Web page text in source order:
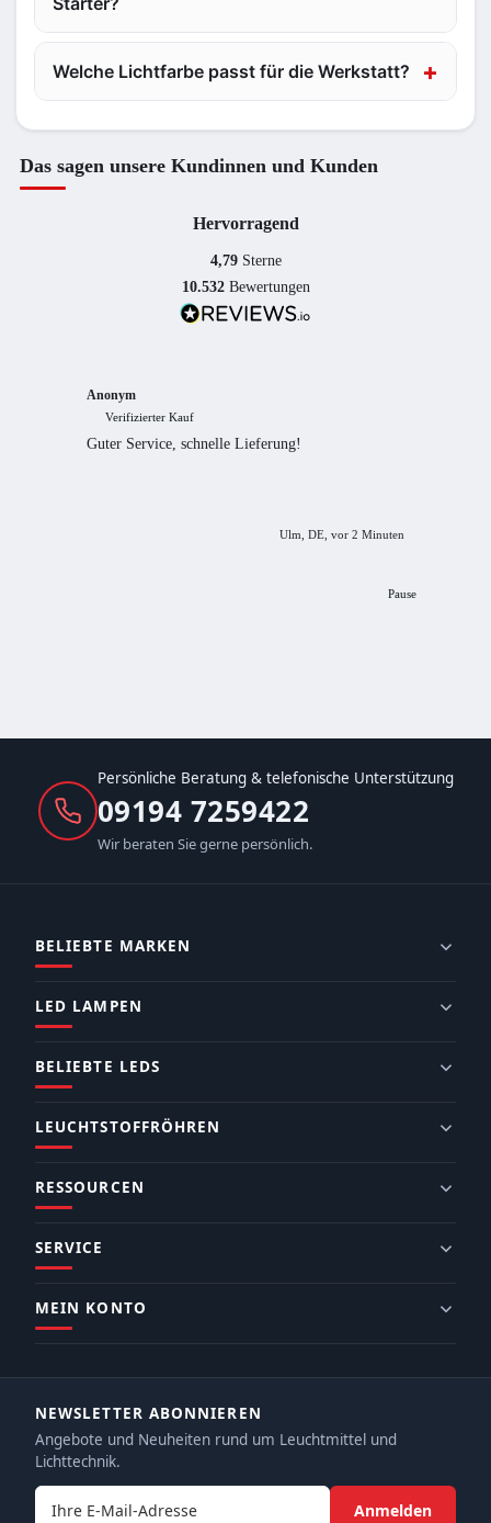
Welche Lichtfarbe passt für die Werkstatt?
Das sagen unsere Kundinnen und Kunden
Hervorragend
4,79 Sterne
10.532 Bewertungen
Anonym
Verifizierter Kauf
Guter Service, schnelle Lieferung!
Ulm, DE, vor 2 Minuten
Pause
Persönliche Beratung & telefonische Unterstützung
09194 7259422
Wir beraten Sie gerne persönlich.
BELIEBTE MARKEN
LED LAMPEN
BELIEBTE LEDS
LEUCHTSTOFFRÖHREN
RESSOURCEN
SERVICE
MEIN KONTO
NEWSLETTER ABONNIEREN
Angebote und Neuheiten rund um Leuchtmittel und
Lichttechnik.
E-Mail-Adresse
Anmelden